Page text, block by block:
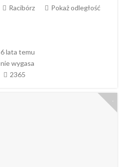
Racibórz Pokaż odległość
6 lata temu
nie wygasa
2365